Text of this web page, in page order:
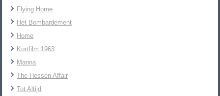
Flying Home
Het Bombardement
Home
Kortfilm 1963
Marina
The Hessen Affair
Tot Altijd